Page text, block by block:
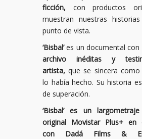
ficción, con productos
muestran nuestras
punto de vista.
‘Bisbal’es un documental con
archivo inéditas y
artista, que se sincera como
lo había hecho. Su historia
de superación.
‘Bisbal’ es un
original Movistar Plus+ en
con Dadá Films &